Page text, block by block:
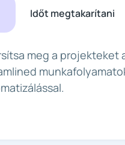
Időt megtakarítani
meg a projekteket